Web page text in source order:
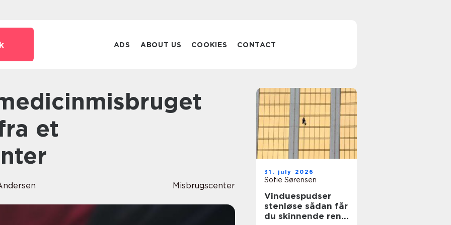
ADS ABOUT US COOKIES CONTACT
et
Misbrugscenter
31. july 2026
Sofie Sørensen
Vinduespudser
stenløse sådan får
du skinnende rene